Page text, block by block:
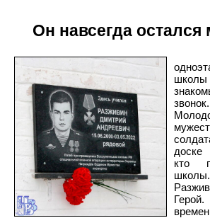
Он навсегда
доске
кто